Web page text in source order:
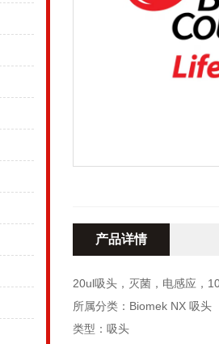
产品详情
20ul吸头，灭菌，电感应，
所属分类：Biomek NX 吸头
类型：吸头